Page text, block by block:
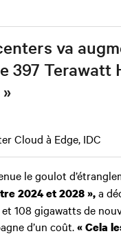
va
397
Cloud à Edge, IDC
le goulot
2024 et 2028 »,a
108 gigawatts de
d’un coût.« Cela